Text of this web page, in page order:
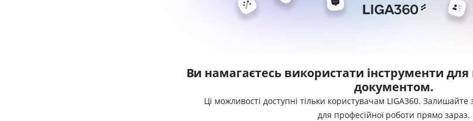
Ви намагаєтесь використати інструменти для
документом.
Ці можливості доступні тільки користувачам LIGA360.
для професійної роботи прямо зараз.